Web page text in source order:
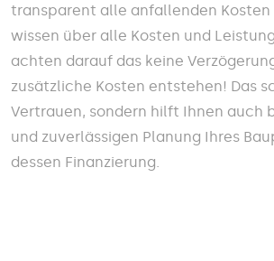
transparent alle anfallenden
wissen über alle Kosten und
achten darauf das keine
zusätzliche Kosten entstehen! Das
Vertrauen, sondern hilft Ihnen auch
und zuverlässigen Planung Ihres
dessen Finanzierung.